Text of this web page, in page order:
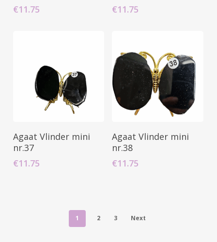
€11.75
€11.75
Toevoegen Aan
Agaat Vlinder mini
nr.37
€11.75
Toevoegen Aan
Agaat Vlinder mini
nr.38
€11.75
1 2 3 Next